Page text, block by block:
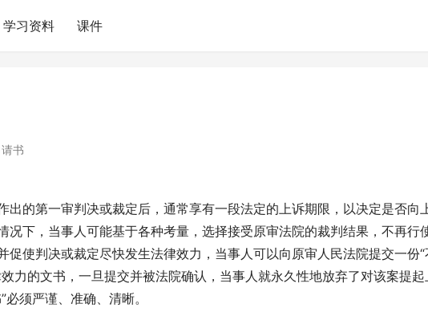
学习资料 课件
书
出的第一审判决或裁定后，通常享有一段法定的上诉期限，以决定是否向
况下，当事人可能基于各种考量，选择接受原审法院的裁判结果，不再行
促使判决或裁定尽快发生法律效力，当事人可以向原审人民法院提交一份“
力的文书，一旦提交并被法院确认，当事人就永久性地放弃了对该案提起
须严谨、准确、清晰。